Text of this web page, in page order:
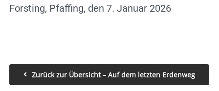
Forsting, Pfaffing, den 7. Januar 2026
Zurück zur Übersicht – Auf dem letzten Erdenweg